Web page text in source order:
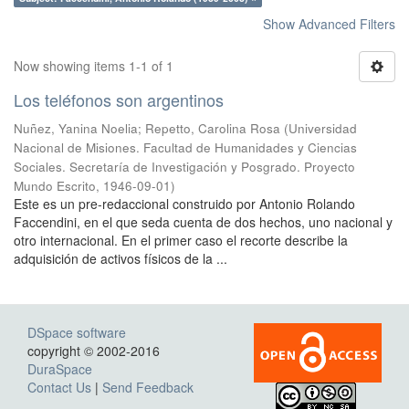
Show Advanced Filters
Now showing items 1-1 of 1
Los teléfonos son argentinos
Nuñez, Yanina Noelia; Repetto, Carolina Rosa (Universidad
Nacional de Misiones. Facultad de Humanidades y Ciencias
Sociales. Secretaría de Investigación y Posgrado. Proyecto
Mundo Escrito, 1946-09-01)
Este es un pre-redaccional construido por Antonio Rolando
Faccendini, en el que seda cuenta de dos hechos, uno nacional y
otro internacional. En el primer caso el recorte describe la
adquisición de activos físicos de la ...
DSpace software
copyright © 2002-2016
DuraSpace
Contact Us | Send Feedback